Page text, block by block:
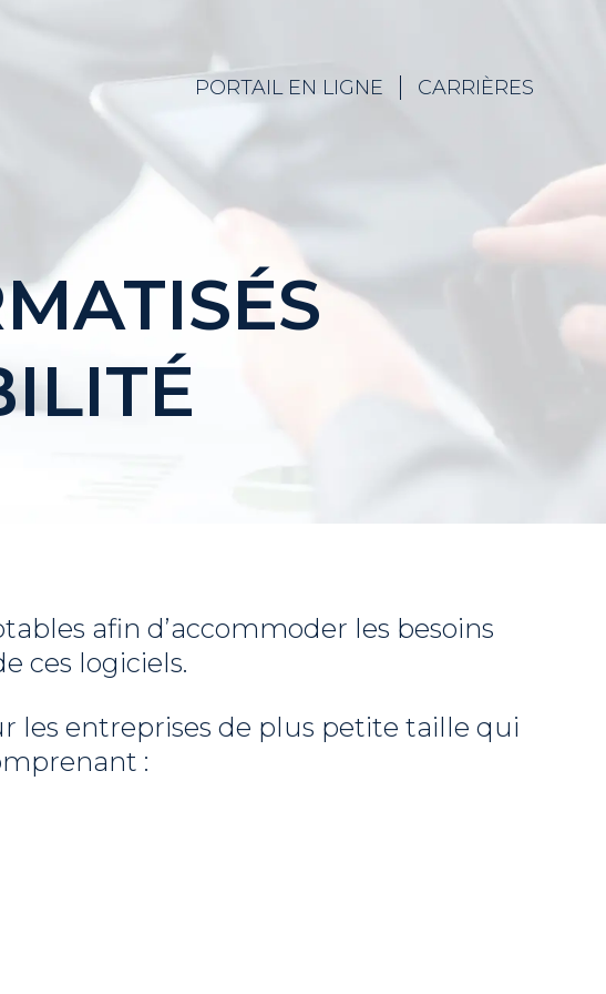
PORTAIL EN LIGNE CARRIÈRES
afin d’accommoder les besoins
ces logiciels.
les entreprises de plus petite taille qui
: